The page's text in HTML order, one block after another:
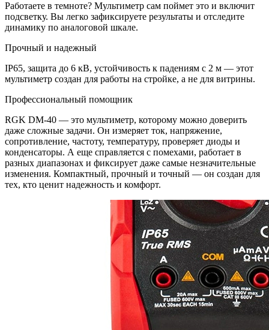
Работаете в темноте? Мультиметр сам поймет это и включит
подсветку. Вы легко зафиксируете результаты и отследите
динамику по аналоговой шкале.
Прочный и надежный
IP65, защита до 6 кВ, устойчивость к падениям с 2 м — этот
мультиметр создан для работы на стройке, а не для витрины.
Профессиональный помощник
RGK DM-40 — это мультиметр, которому можно доверить
даже сложные задачи. Он измеряет ток, напряжение,
сопротивление, частоту, температуру, проверяет диоды и
конденсаторы. А еще справляется с помехами, работает в
разных диапазонах и фиксирует даже самые незначительные
изменения. Компактный, прочный и точный — он создан для
тех, кто ценит надежность и комфорт.